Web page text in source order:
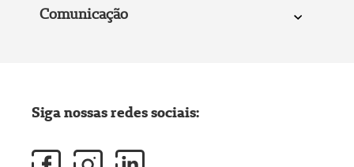
Comunicação
Siga nossas redes sociais: